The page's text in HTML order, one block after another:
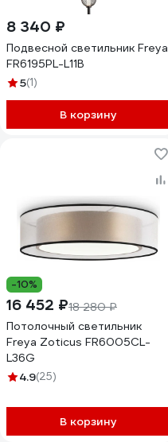
8 340 ₽
Подвесной светильник Freya
FR6195PL-L11B
5(1)
В корзину
-10%
16 452 ₽18 280 ₽
Потолочный светильник
Freya Zoticus FR6005CL-
L36G
4.9(25)
В корзину